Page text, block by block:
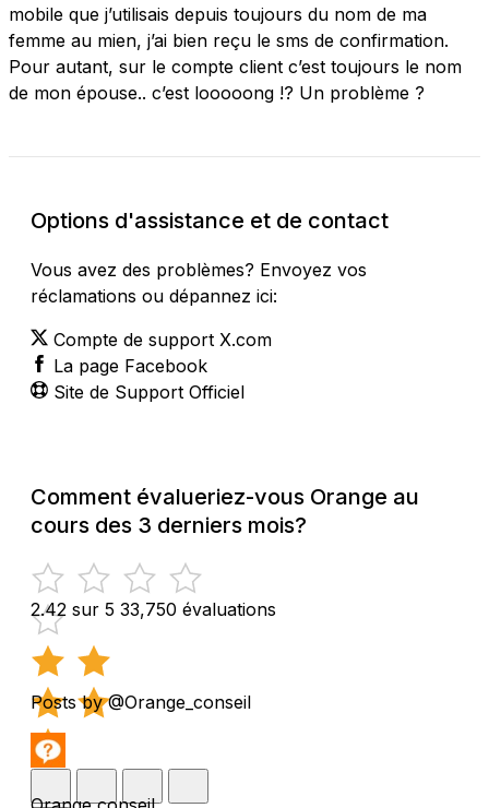
mobile que j’utilisais depuis toujours du nom de ma
femme au mien, j’ai bien reçu le sms de confirmation.
Pour autant, sur le compte client c’est toujours le nom
de mon épouse.. c’est looooong !? Un problème ?
Options d'assistance et de contact
Vous avez des problèmes? Envoyez vos
réclamations ou dépannez ici:
Compte de support X.com
La page Facebook
Site de Support Officiel
Comment évalueriez-vous Orange au
cours des 3 derniers mois?
2.42 sur 5 33,750 évaluations
Posts by @Orange_conseil